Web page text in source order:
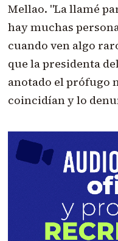
Mellao. "La llamé
hay muchas
cuando ven algo
que la presidenta
anotado el prófugo
coincidían y lo